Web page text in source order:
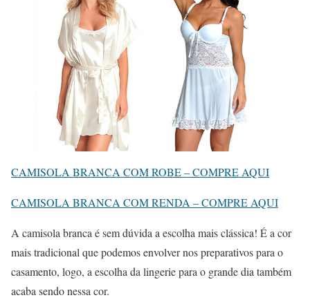
CAMISOLA BRANCA COM ROBE – COMPRE AQUI
CAMISOLA BRANCA COM RENDA – COMPRE AQUI
A camisola branca é sem dúvida a escolha mais clássica! É a cor
mais tradicional que podemos envolver nos preparativos para o
casamento, logo, a escolha da lingerie para o grande dia também
acaba sendo nessa cor.